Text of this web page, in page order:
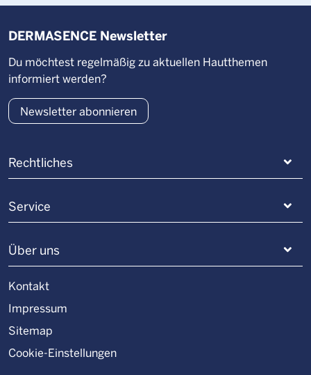
Rechtliches
Service
Über uns
Kontakt
Impressum
Sitemap
Cookie-Einstellungen
DERMASENCE Newsletter
Du möchtest regelmäßig zu aktuellen Hautthemen
informiert werden?
Newsletter abonnieren